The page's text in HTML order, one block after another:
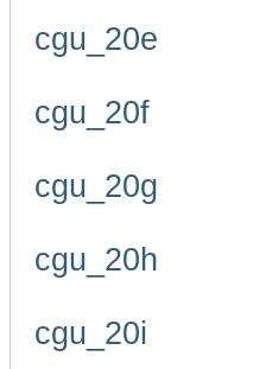
cgu_20e
cgu_20f
cgu_20g
cgu_20h
cgu_20i